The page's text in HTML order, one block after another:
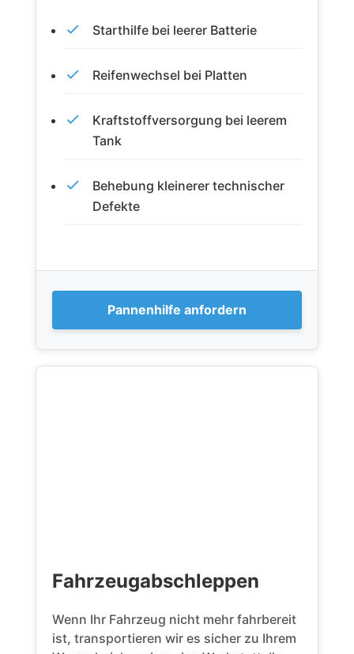
Starthilfe bei leerer Batterie
Reifenwechsel bei Platten
Kraftstoffversorgung bei leerem
Tank
Behebung kleinerer technischer
Defekte
Pannenhilfe anfordern
Fahrzeugabschleppen
Wenn Ihr Fahrzeug nicht mehr fahrbereit
ist, transportieren wir es sicher zu Ihrem